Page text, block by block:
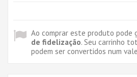
Ao comprar este produto pode
de fidelização. Seu carrinho
podem ser convertidos num